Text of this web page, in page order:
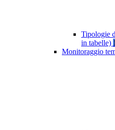
Tipologie
in tabelle) 1
Monitoraggio